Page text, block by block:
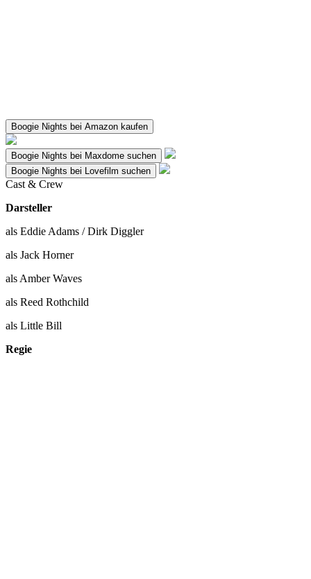
Boogie Nights bei Amazon kaufen
Boogie Nights bei Maxdome suchen
Boogie Nights bei Lovefilm suchen
Cast & Crew
Darsteller
als Eddie Adams / Dirk Diggler
als Jack Horner
als Amber Waves
als Reed Rothchild
als Little Bill
Regie